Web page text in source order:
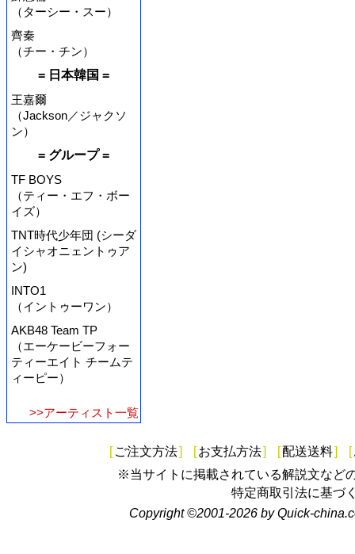
（ターシー・スー）
齊秦
（チー・チン）
= 日本韓国 =
王嘉爾
（Jackson／ジャクソ
ン）
= グループ =
TF BOYS
（ティー・エフ・ボー
イズ）
TNT時代少年団 (シーダ
イシャオニェントゥア
ン)
INTO1
（イントゥーワン）
AKB48 Team TP
（エーケービーフォー
ティーエイト チームテ
ィーピー）
>>アーティスト一覧
[ ご注文方法] [お支払方法] [配送送料] [
※当サイトに掲載されている解説文など
特定商取引法に基づ
Copyright ©2001-2026 by Quick-